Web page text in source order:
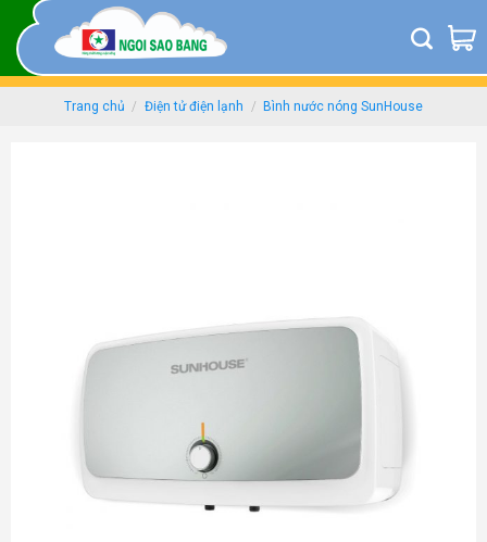
content
Trang chủ / Điện tử điện lạnh / Bình nước nóng SunHouse